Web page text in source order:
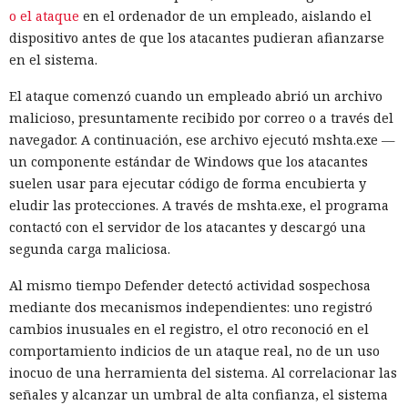
o el ataque en el ordenador de un empleado, aislando el
dispositivo antes de que los atacantes pudieran afianzarse
en el sistema.
El ataque comenzó cuando un empleado abrió un archivo
malicioso, presuntamente recibido por correo o a través del
navegador. A continuación, ese archivo ejecutó mshta.exe —
un componente estándar de Windows que los atacantes
suelen usar para ejecutar código de forma encubierta y
eludir las protecciones. A través de mshta.exe, el programa
contactó con el servidor de los atacantes y descargó una
segunda carga maliciosa.
Al mismo tiempo Defender detectó actividad sospechosa
mediante dos mecanismos independientes: uno registró
cambios inusuales en el registro, el otro reconoció en el
comportamiento indicios de un ataque real, no de un uso
inocuo de una herramienta del sistema. Al correlacionar las
señales y alcanzar un umbral de alta confianza, el sistema